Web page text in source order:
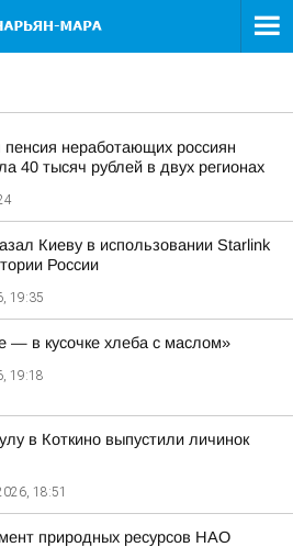
неработающих россиян
40 тысяч рублей в двух регионах
Киеву в использовании Starlink
России
19:35
— в кусочке хлеба с маслом»
19:18
в Коткино выпустили личинок
18:51
природных ресурсов НАО